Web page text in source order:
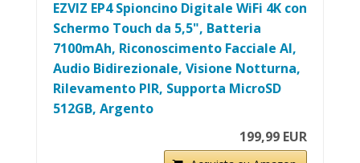
EZVIZ EP4 Spioncino Digitale WiFi 4K con
Schermo Touch da 5,5", Batteria
7100mAh, Riconoscimento Facciale AI,
Audio Bidirezionale, Visione Notturna,
Rilevamento PIR, Supporta MicroSD
512GB, Argento
199,99 EUR